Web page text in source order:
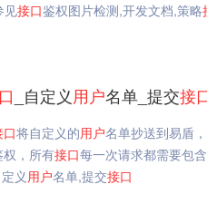
见接口鉴权图片检测,开发文档,策略
_自定义用户名单_提交接
将自定义的用户名单抄送到易盾
，所有接口每一次请求都需要包
义用户名单,提交接口